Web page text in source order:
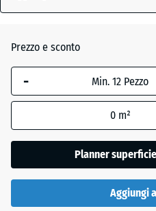
+ 0,50 €
+ 0,50 €
La
dimensione
selezionata,
in blu,
utilizzata
per il
Prezzo e sconto
-
0 m²
Planner
Aggiungi